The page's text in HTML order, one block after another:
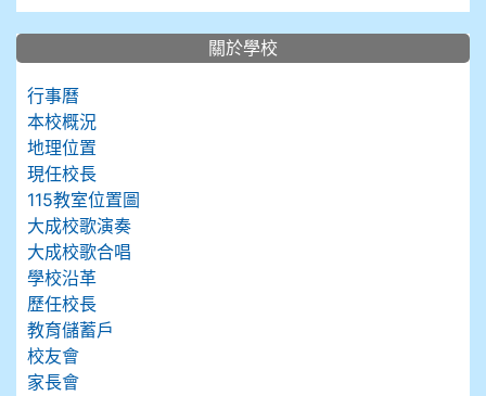
關於學校
行事曆
本校概況
地理位置
現任校長
115教室位置圖
大成校歌演奏
大成校歌合唱
學校沿革
歷任校長
教育儲蓄戶
校友會
家長會